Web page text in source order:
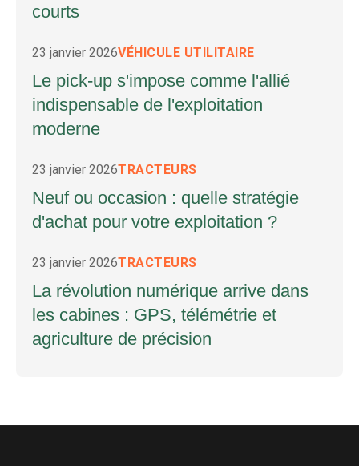
courts
23 janvier 2026VÉHICULE UTILITAIRE
Le pick-up s'impose comme l'allié
indispensable de l'exploitation
moderne
23 janvier 2026TRACTEURS
Neuf ou occasion : quelle stratégie
d'achat pour votre exploitation ?
23 janvier 2026TRACTEURS
La révolution numérique arrive dans
les cabines : GPS, télémétrie et
agriculture de précision